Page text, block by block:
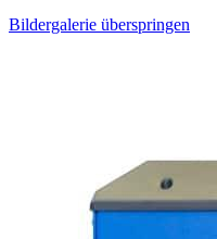
Bildergalerie überspringen